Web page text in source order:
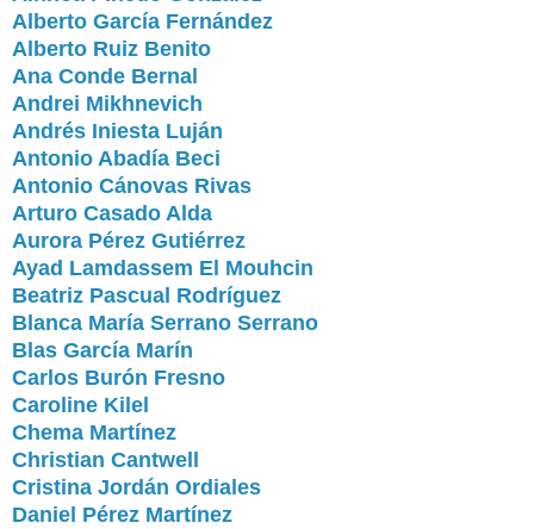
Alberto García Fernández
Alberto Ruiz Benito
Ana Conde Bernal
Andrei Mikhnevich
Andrés Iniesta Luján
Antonio Abadía Beci
Antonio Cánovas Rivas
Arturo Casado Alda
Aurora Pérez Gutiérrez
Ayad Lamdassem El Mouhcin
Beatriz Pascual Rodríguez
Blanca María Serrano Serrano
Blas García Marín
Carlos Burón Fresno
Caroline Kilel
Chema Martínez
Christian Cantwell
Cristina Jordán Ordiales
Daniel Pérez Martínez